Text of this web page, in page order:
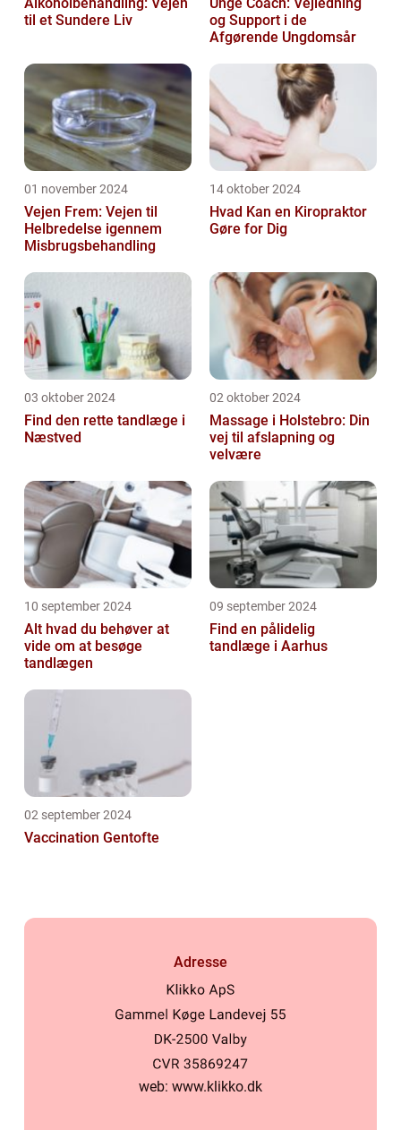
til et Sundere Liv
og Support i de
Afgørende Ungdomsår
01 november 2024
Vejen Frem: Vejen til
Helbredelse igennem
Misbrugsbehandling
14 oktober 2024
Hvad Kan en Kiropraktor
Gøre for Dig
03 oktober 2024
Find den rette tandlæge i
Næstved
02 oktober 2024
Massage i Holstebro: Din
vej til afslapning og
velvære
10 september 2024
Alt hvad du behøver at
vide om at besøge
tandlægen
09 september 2024
Find en pålidelig
tandlæge i Aarhus
02 september 2024
Vaccination Gentofte
Adresse
web: www.klikko.dk